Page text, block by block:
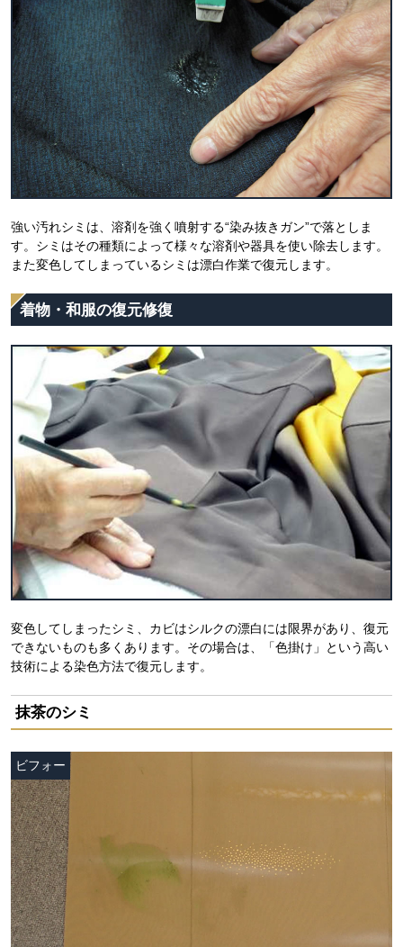
強い汚れシミは、溶剤を強く噴射する“染み抜きガン”で落としま
す。シミはその種類によって様々な溶剤や器具を使い除去します。
また変色してしまっているシミは漂白作業で復元します。
着物・和服の復元修復
変色してしまったシミ、カビはシルクの漂白には限界があり、復元
できないものも多くあります。その場合は、「色掛け」という高い
技術による染色方法で復元します。
抹茶のシミ